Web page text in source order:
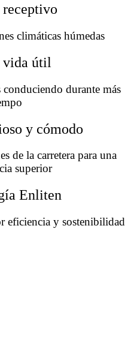
climáticas húmedas
útil
conduciendo durante más
y cómodo
de la carretera para una
superior
Enliten
eficiencia y sostenibilidad